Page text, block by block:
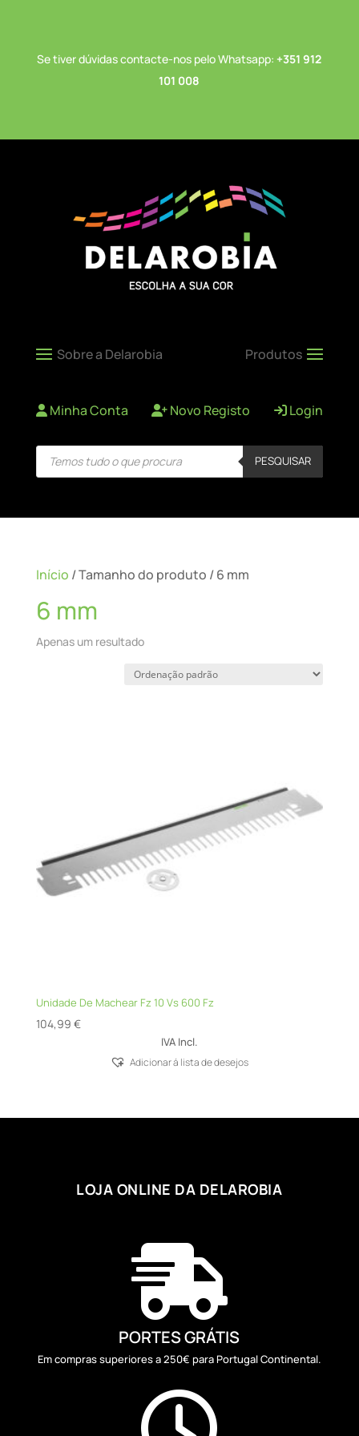
Se tiver dúvidas contacte-nos pelo Whatsapp: +351 912
101 008
Minha Conta Novo Registo Login
Products
search PESQUISAR
Início / Tamanho do produto / 6 mm
6 mm
Apenas um resultado
Unidade De Machear Fz 10 Vs 600 Fz
104,99 €
IVA Incl.
Adicionar á lista de desejos
LOJA ONLINE DA DELAROBIA

PORTES GRÁTIS
Em compras superiores a 250€ para Portugal Continental.